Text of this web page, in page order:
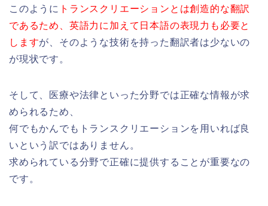
このように トランスクリエーションとは創造的な翻訳
であるため、英語力に加えて日本語の表現力も必要と
しますが、そのような技術を持った翻訳者は少ないの
が現状です。
そして、医療や法律といった分野では正確な情報が求
められるため、
何でもかんでもトランスクリエーションを用いれば良
いという訳ではありません。
求められている分野で正確に提供することが重要なの
です。